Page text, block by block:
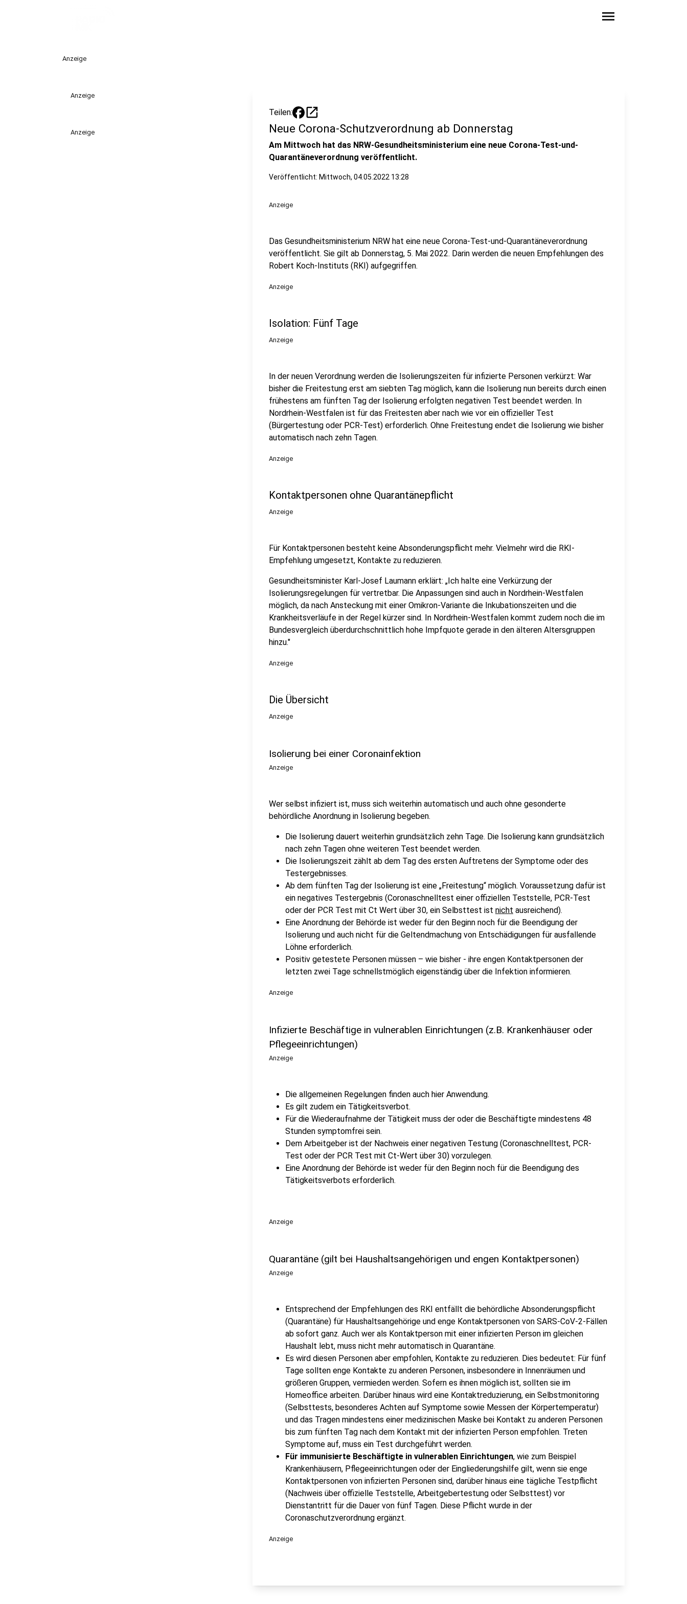
menu
Anzeige
Anzeige
Anzeige
Teilen: open_in_new
Neue Corona-Schutzverordnung ab Donnerstag
Am Mittwoch hat das NRW-Gesundheitsministerium eine neue Corona-Test-und-
Quarantäneverordnung veröffentlicht.
Veröffentlicht: Mittwoch, 04.05.2022 13:28
Anzeige
Das Gesundheitsministerium NRW hat eine neue Corona-Test-und-Quarantäneverordnung
veröffentlicht. Sie gilt ab Donnerstag, 5. Mai 2022. Darin werden die neuen Empfehlungen des
Robert Koch-Instituts (RKI) aufgegriffen.
Anzeige
Isolation: Fünf Tage
Anzeige
In der neuen Verordnung werden die Isolierungszeiten für infizierte Personen verkürzt: War
bisher die Freitestung erst am siebten Tag möglich, kann die Isolierung nun bereits durch einen
frühestens am fünften Tag der Isolierung erfolgten negativen Test beendet werden. In
Nordrhein-Westfalen ist für das Freitesten aber nach wie vor ein offizieller Test
(Bürgertestung oder PCR-Test) erforderlich. Ohne Freitestung endet die Isolierung wie bisher
automatisch nach zehn Tagen.
Anzeige
Kontaktpersonen ohne Quarantänepflicht
Anzeige
Für Kontaktpersonen besteht keine Absonderungspflicht mehr. Vielmehr wird die RKI-
Empfehlung umgesetzt, Kontakte zu reduzieren.
Gesundheitsminister Karl-Josef Laumann erklärt: „Ich halte eine Verkürzung der
Isolierungsregelungen für vertretbar. Die Anpassungen sind auch in Nordrhein-Westfalen
möglich, da nach Ansteckung mit einer Omikron-Variante die Inkubationszeiten und die
Krankheitsverläufe in der Regel kürzer sind. In Nordrhein-Westfalen kommt zudem noch die im
Bundesvergleich überdurchschnittlich hohe Impfquote gerade in den älteren Altersgruppen
hinzu."
Anzeige
Die Übersicht
Anzeige
Isolierung bei einer Coronainfektion
Anzeige
Wer selbst infiziert ist, muss sich weiterhin automatisch und auch ohne gesonderte
behördliche Anordnung in Isolierung begeben.
Die Isolierung dauert weiterhin grundsätzlich zehn Tage. Die Isolierung kann grundsätzlich
nach zehn Tagen ohne weiteren Test beendet werden.
Die Isolierungszeit zählt ab dem Tag des ersten Auftretens der Symptome oder des
Testergebnisses.
Ab dem fünften Tag der Isolierung ist eine „Freitestung“ möglich. Voraussetzung dafür ist
ein negatives Testergebnis (Coronaschnelltest einer offiziellen Teststelle, PCR-Test
oder der PCR Test mit Ct Wert über 30, ein Selbsttest ist nicht ausreichend).
Eine Anordnung der Behörde ist weder für den Beginn noch für die Beendigung der
Isolierung und auch nicht für die Geltendmachung von Entschädigungen für ausfallende
Löhne erforderlich.
Positiv getestete Personen müssen – wie bisher - ihre engen Kontaktpersonen der
letzten zwei Tage schnellstmöglich eigenständig über die Infektion informieren.
Anzeige
Infizierte Beschäftige in vulnerablen Einrichtungen (z.B. Krankenhäuser oder
Pflegeeinrichtungen)
Anzeige
Die allgemeinen Regelungen finden auch hier Anwendung.
Es gilt zudem ein Tätigkeitsverbot.
Für die Wiederaufnahme der Tätigkeit muss der oder die Beschäftigte mindestens 48
Stunden symptomfrei sein.
Dem Arbeitgeber ist der Nachweis einer negativen Testung (Coronaschnelltest, PCR-
Test oder der PCR Test mit Ct-Wert über 30) vorzulegen.
Eine Anordnung der Behörde ist weder für den Beginn noch für die Beendigung des
Tätigkeitsverbots erforderlich.
Anzeige
Quarantäne (gilt bei Haushaltsangehörigen und engen Kontaktpersonen)
Anzeige
Entsprechend der Empfehlungen des RKI entfällt die behördliche Absonderungspflicht
(Quarantäne) für Haushaltsangehörige und enge Kontaktpersonen von SARS-CoV-2-Fällen
ab sofort ganz. Auch wer als Kontaktperson mit einer infizierten Person im gleichen
Haushalt lebt, muss nicht mehr automatisch in Quarantäne.
Es wird diesen Personen aber empfohlen, Kontakte zu reduzieren. Dies bedeutet: Für fünf
Tage sollten enge Kontakte zu anderen Personen, insbesondere in Innenräumen und
größeren Gruppen, vermieden werden. Sofern es ihnen möglich ist, sollten sie im
Homeoffice arbeiten. Darüber hinaus wird eine Kontaktreduzierung, ein Selbstmonitoring
(Selbsttests, besonderes Achten auf Symptome sowie Messen der Körpertemperatur)
und das Tragen mindestens einer medizinischen Maske bei Kontakt zu anderen Personen
bis zum fünften Tag nach dem Kontakt mit der infizierten Person empfohlen. Treten
Symptome auf, muss ein Test durchgeführt werden.
Für immunisierte Beschäftigte in vulnerablen Einrichtungen, wie zum Beispiel
Krankenhäusern, Pflegeeinrichtungen oder der Eingliederungshilfe gilt, wenn sie enge
Kontaktpersonen von infizierten Personen sind, darüber hinaus eine tägliche Testpflicht
(Nachweis über offizielle Teststelle, Arbeitgebertestung oder Selbsttest) vor
Dienstantritt für die Dauer von fünf Tagen. Diese Pflicht wurde in der
Coronaschutzverordnung ergänzt.
Anzeige